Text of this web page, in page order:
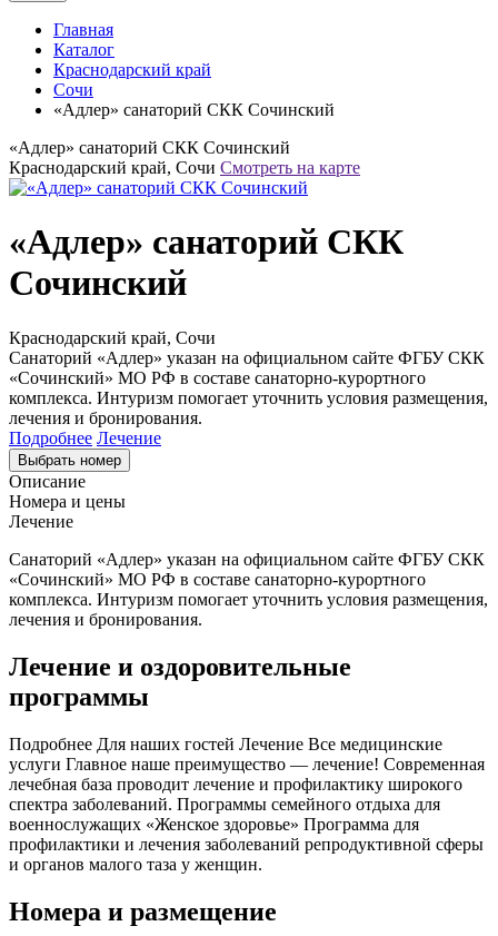
Главная
Каталог
Краснодарский край
Сочи
«Адлер» санаторий СКК Сочинский
«Адлер» санаторий СКК Сочинский
Краснодарский край, Сочи Смотреть на карте
«Адлер» санаторий СКК
Сочинский
Краснодарский край, Сочи
Санаторий «Адлер» указан на официальном сайте ФГБУ СКК
«Сочинский» МО РФ в составе санаторно-курортного
комплекса. Интуризм помогает уточнить условия размещения,
лечения и бронирования.
Подробнее Лечение
Выбрать номер
Описание
Номера и цены
Лечение
Санаторий «Адлер» указан на официальном сайте ФГБУ СКК
«Сочинский» МО РФ в составе санаторно-курортного
комплекса. Интуризм помогает уточнить условия размещения,
лечения и бронирования.
Лечение и оздоровительные
программы
Подробнее Для наших гостей Лечение Все медицинские
услуги Главное наше преимущество — лечение! Современная
лечебная база проводит лечение и профилактику широкого
спектра заболеваний. Программы семейного отдыха для
военнослужащих «Женское здоровье» Программа для
профилактики и лечения заболеваний репродуктивной сферы
и органов малого таза у женщин.
Номера и размещение